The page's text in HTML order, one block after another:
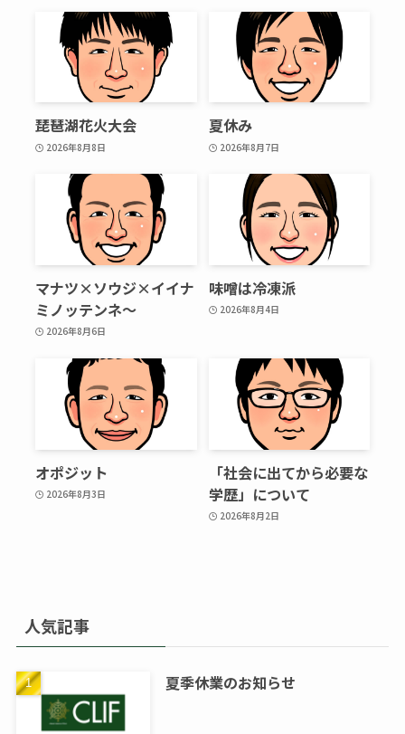
琵琶湖花火大会
2026年8月8日
夏休み
2026年8月7日
マナツ×ソウジ×イイナ
ミノッテンネ～
2026年8月6日
味噌は冷凍派
2026年8月4日
オポジット
2026年8月3日
「社会に出てから必要な
学歴」について
2026年8月2日
人気記事
夏季休業のお知らせ